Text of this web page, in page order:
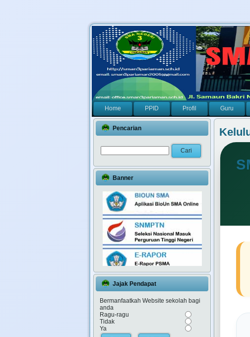
Home PPID Profil Guru
Pencarian
Banner
Jajak Pendapat
Bermanfaatkah Website sekolah bagi
anda
Ragu-ragu
Tidak
Ya